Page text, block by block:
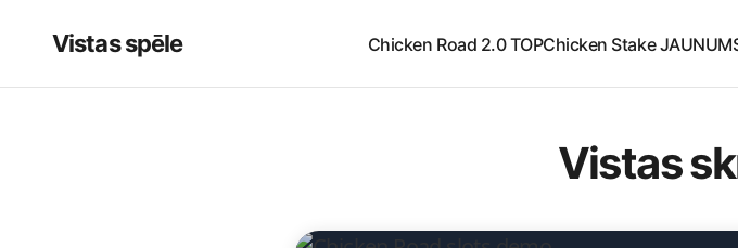
Vistas spēle Chicken Road 2.0 TOPChicken Stake
Vistas